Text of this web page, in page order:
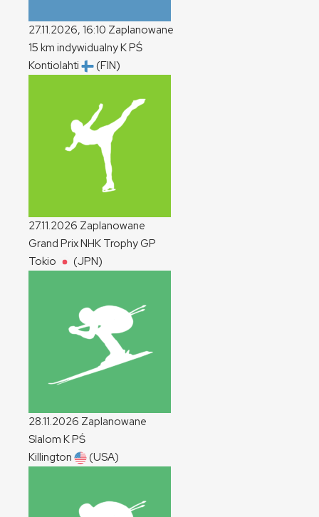
27.11.2026, 16:10 Zaplanowane
15 km indywidualnyKPŚ
Kontiolahti
(FIN)
27.11.2026 Zaplanowane
Grand Prix NHK TrophyGP
Tokio
(JPN)
28.11.2026 Zaplanowane
Slalom KPŚ
Killington
(USA)